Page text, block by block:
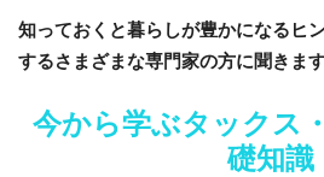
知っておくと暮らしが豊かになるヒ
するさまざまな専門家の方に聞きます
今から学ぶタックス
礎知識